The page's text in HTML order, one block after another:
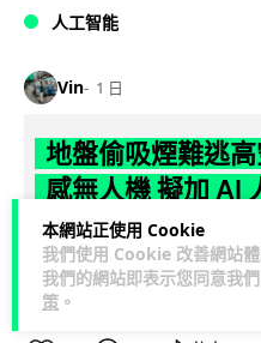
本網站正使用 Cookie
我們使用 Cookie 改善網站
我們的網站即表示您同意我
策 。
人工智能
Vin 1 日
地盤偷吸煙難逃
感無人機 擬加 AI
勞工處投入配備熱感應鏡頭的
地盤違例吸煙，並正研究於
分析功能，結合三大技術進一...